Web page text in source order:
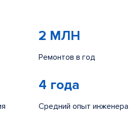
2 МЛН
Ремонтов в год
4 года
Средний опыт инженера